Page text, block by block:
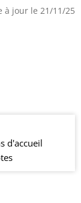
à jour le 21/11/25
d'accueil